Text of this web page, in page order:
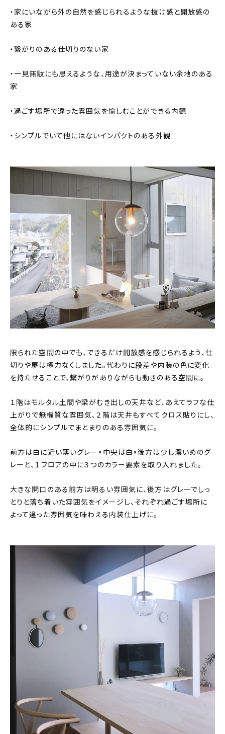
・家にいながら外の自然を感じられるような抜け感と開放感の
ある家
・繋がりのある仕切りのない家
・一見無駄にも思えるような、用途が決まっていない余地のある
家
・過ごす場所で違った雰囲気を愉しむことができる内観
・シンプルでいて他にはないインパクトのある外観
限られた空間の中でも、できるだけ開放感を感じられるよう、仕
切りや扉は極力なくしました。代わりに段差や内装の色に変化
を持たせることで、繋がりがありながらも動きのある空間に。
１階はモルタル土間や梁がむき出しの天井など、あえてラフな仕
上がりで無機質な雰囲気、２階は天井もすべてクロス貼りにし、
全体的にシンプルでまとまりのある雰囲気に。
前方は白に近い薄いグレー×中央は白×後方は少し濃いめのグ
レーと、１フロアの中に３つのカラー要素を取り入れました。
大きな開口のある前方は明るい雰囲気に、後方はグレーでしっ
とりと落ち着いた雰囲気をイメージし、それぞれ過ごす場所に
よって違った雰囲気を味わえる内装仕上げに。